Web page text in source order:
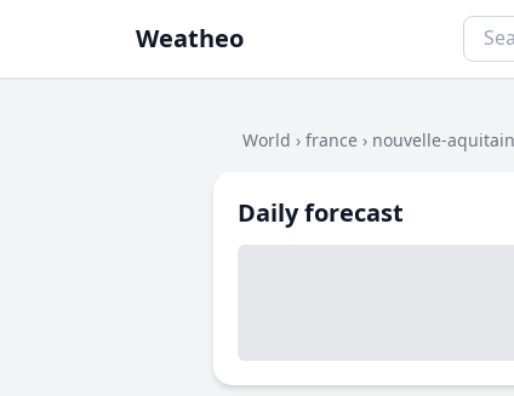
Weatheo
World › france › nouvelle-
Daily forecast